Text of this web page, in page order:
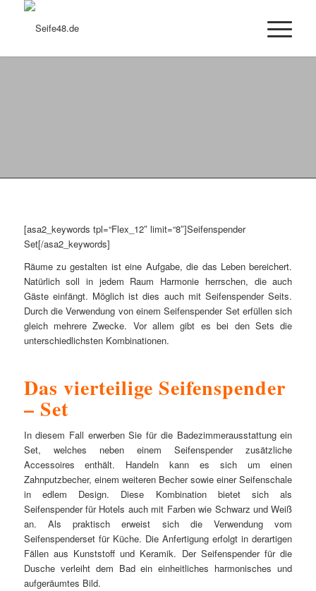
[asa2_keywords tpl=“Flex_12″ limit=“8″]Seifenspender
Set[/asa2_keywords]
Räume zu gestalten ist eine Aufgabe, die das Leben bereichert.
Natürlich soll in jedem Raum Harmonie herrschen, die auch
Gäste einfängt. Möglich ist dies auch mit Seifenspender Seits.
Durch die Verwendung von einem Seifenspender Set erfüllen sich
gleich mehrere Zwecke. Vor allem gibt es bei den Sets die
unterschiedlichsten Kombinationen.
Das vierteilige Seifenspender
– Set
In diesem Fall erwerben Sie für die Badezimmerausstattung ein
Set, welches neben einem Seifenspender zusätzliche
Accessoires enthält. Handeln kann es sich um einen
Zahnputzbecher, einem weiteren Becher sowie einer Seifenschale
in edlem Design. Diese Kombination bietet sich als
Seifenspender für Hotels auch mit Farben wie Schwarz und Weiß
an. Als praktisch erweist sich die Verwendung vom
Seifenspenderset für Küche. Die Anfertigung erfolgt in derartigen
Fällen aus Kunststoff und Keramik. Der Seifenspender für die
Dusche verleiht dem Bad ein einheitliches harmonisches und
aufgeräumtes Bild.